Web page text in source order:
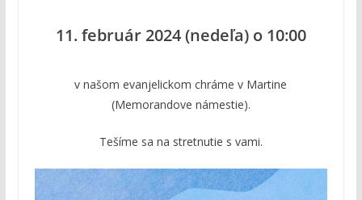
11. február 2024 (nedeľa) o 10:00
v našom evanjelickom chráme v Martine
(Memorandove námestie).
Tešíme sa na stretnutie s vami.